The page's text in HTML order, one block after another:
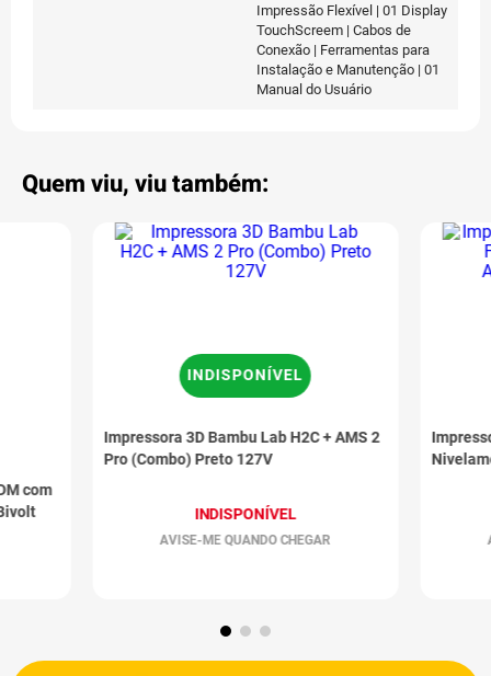
Impressão Flexível | 01 Display
TouchScreem | Cabos de
Conexão | Ferramentas para
Instalação e Manutenção | 01
Manual do Usuário
Quem viu, viu também:
com
Impressora 3D Bambu Lab H2C + AMS 2
Pro (Combo) Preto 127V
INDISPONÍVEL
AVISE-ME QUANDO CHEGAR
INDISPONÍVEL